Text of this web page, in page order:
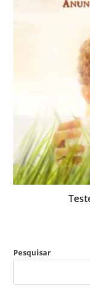
Pesquisar